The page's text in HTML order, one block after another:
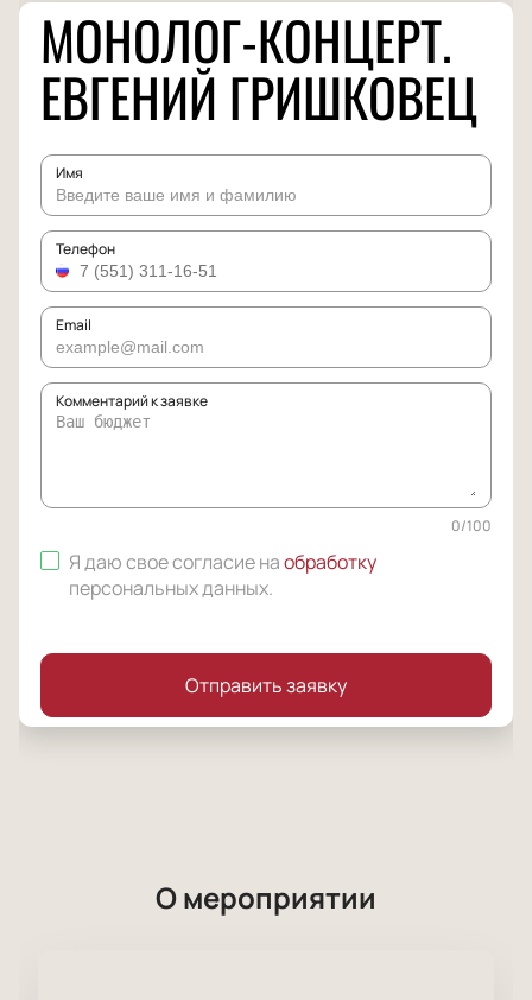
МОНОЛОГ-КОНЦЕРТ.
ЕВГЕНИЙ ГРИШКОВЕЦ
Имя
Телефон
Email
Комментарий к заявке
0/100
Я даю свое согласие наобработку
персональных данных.
Отправить заявку
О мероприятии